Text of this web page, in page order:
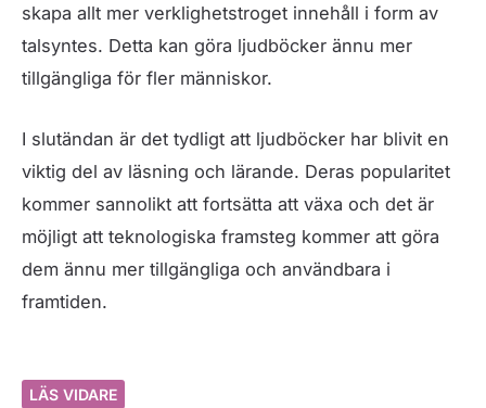
skapa allt mer verklighetstroget innehåll i form av
talsyntes. Detta kan göra ljudböcker ännu mer
tillgängliga för fler människor.
I slutändan är det tydligt att ljudböcker har blivit en
viktig del av läsning och lärande. Deras popularitet
kommer sannolikt att fortsätta att växa och det är
möjligt att teknologiska framsteg kommer att göra
dem ännu mer tillgängliga och användbara i
framtiden.
LÄS VIDARE